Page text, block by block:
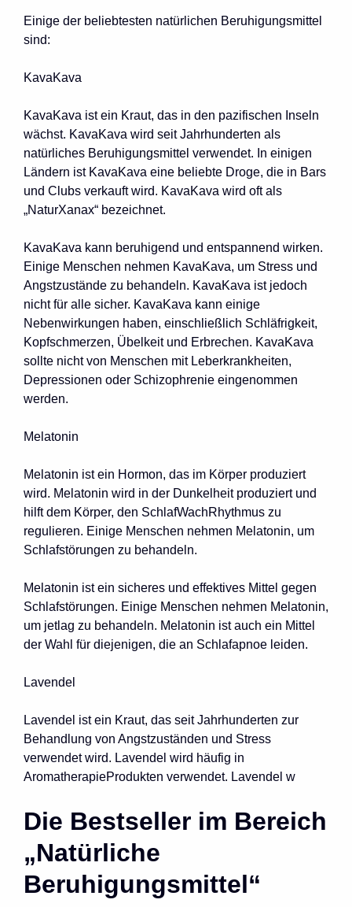
Einige der beliebtesten natürlichen Beruhigungsmittel
sind:
KavaKava
KavaKava ist ein Kraut, das in den pazifischen Inseln
wächst. KavaKava wird seit Jahrhunderten als
natürliches Beruhigungsmittel verwendet. In einigen
Ländern ist KavaKava eine beliebte Droge, die in Bars
und Clubs verkauft wird. KavaKava wird oft als
„NaturXanax“ bezeichnet.
KavaKava kann beruhigend und entspannend wirken.
Einige Menschen nehmen KavaKava, um Stress und
Angstzustände zu behandeln. KavaKava ist jedoch
nicht für alle sicher. KavaKava kann einige
Nebenwirkungen haben, einschließlich Schläfrigkeit,
Kopfschmerzen, Übelkeit und Erbrechen. KavaKava
sollte nicht von Menschen mit Leberkrankheiten,
Depressionen oder Schizophrenie eingenommen
werden.
Melatonin
Melatonin ist ein Hormon, das im Körper produziert
wird. Melatonin wird in der Dunkelheit produziert und
hilft dem Körper, den SchlafWachRhythmus zu
regulieren. Einige Menschen nehmen Melatonin, um
Schlafstörungen zu behandeln.
Melatonin ist ein sicheres und effektives Mittel gegen
Schlafstörungen. Einige Menschen nehmen Melatonin,
um jetlag zu behandeln. Melatonin ist auch ein Mittel
der Wahl für diejenigen, die an Schlafapnoe leiden.
Lavendel
Lavendel ist ein Kraut, das seit Jahrhunderten zur
Behandlung von Angstzuständen und Stress
verwendet wird. Lavendel wird häufig in
AromatherapieProdukten verwendet. Lavendel w
Die Bestseller im Bereich
„Natürliche
Beruhigungsmittel“